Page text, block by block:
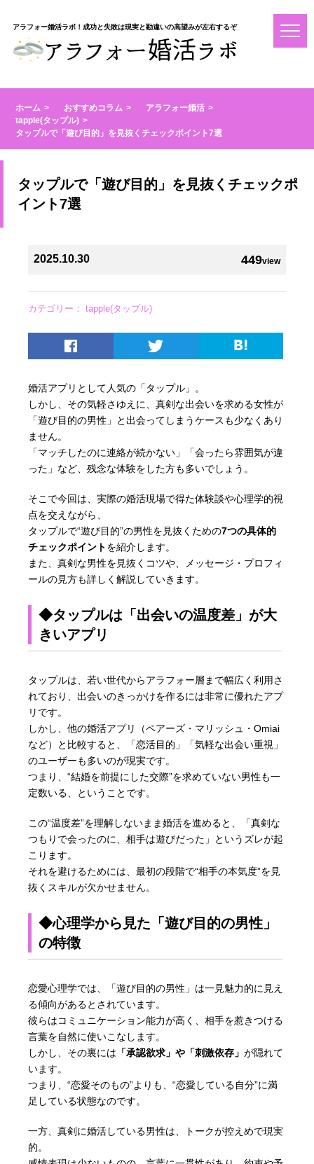
アラフォー婚活ラボ！成功と失敗は現実と勘違いの高望みが左右するぞ
ホーム おすすめコラム
アラフォー婚活
tapple(タップル)
タップルで「遊び目的」を見抜くチェックポイント7選
タップルで「遊び目的」を見抜くチェックポ
イント7選
449view
2025.10.30
カテゴリー： tapple(タップル)
婚活アプリとして人気の「タップル」。
しかし、その気軽さゆえに、真剣な出会いを求める女性が
「遊び目的の男性」と出会ってしまうケースも少なくあり
ません。
「マッチしたのに連絡が続かない」「会ったら雰囲気が違
った」など、残念な体験をした方も多いでしょう。
そこで今回は、実際の婚活現場で得た体験談や心理学的視
点を交えながら、
タップルで“遊び目的”の男性を見抜くための7つの具体的
チェックポイントを紹介します。
また、真剣な男性を見抜くコツや、メッセージ・プロフィ
ールの見方も詳しく解説していきます。
◆タップルは「出会いの温度差」が大
きいアプリ
タップルは、若い世代からアラフォー層まで幅広く利用さ
れており、出会いのきっかけを作るには非常に優れたアプ
リです。
しかし、他の婚活アプリ（ペアーズ・マリッシュ・Omiai
など）と比較すると、「恋活目的」「気軽な出会い重視」
のユーザーも多いのが現実です。
つまり、“結婚を前提にした交際”を求めていない男性も一
定数いる、ということです。
この“温度差”を理解しないまま婚活を進めると、「真剣な
つもりで会ったのに、相手は遊びだった」というズレが起
こります。
それを避けるためには、最初の段階で“相手の本気度”を見
抜くスキルが欠かせません。
◆心理学から見た「遊び目的の男性」
の特徴
恋愛心理学では、「遊び目的の男性」は一見魅力的に見え
る傾向があるとされています。
彼らはコミュニケーション能力が高く、相手を惹きつける
言葉を自然に使いこなします。
しかし、その裏には 「承認欲求」や「刺激依存」が隠れて
います。
つまり、“恋愛そのもの”よりも、“恋愛している自分”に満
足している状態なのです。
一方、真剣に婚活している男性は、トークが控えめで現実
的。